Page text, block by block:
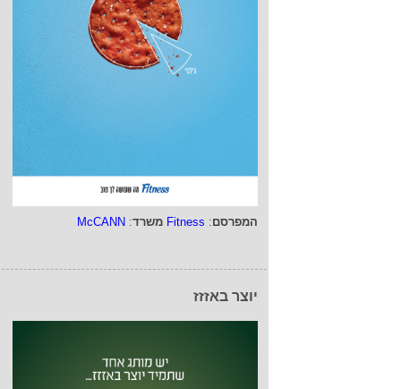
המפרסם:
Fitness משרד:
McCANN
יוצר באזזז